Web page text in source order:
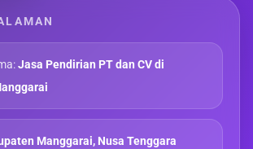
Jasa Pendirian PT dan CV di
Manggarai, Nusa Tenggara